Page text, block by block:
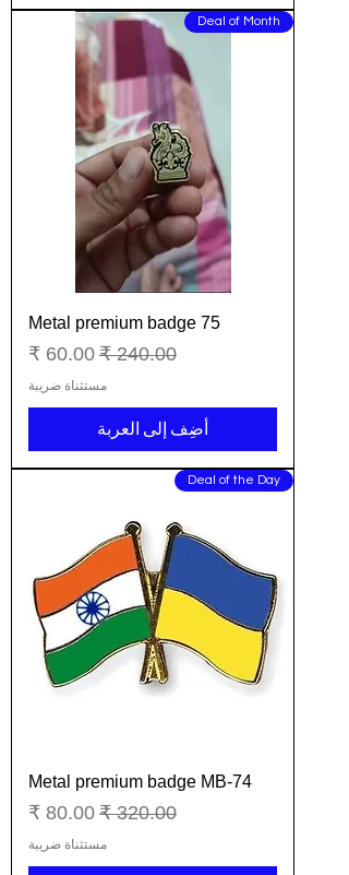
Deal of Month
Metal premium badge 75
سعر عاديسعر البيع
مستثناة ضريبة
أضِف إلى العربة
Deal of the Day
Metal premium badge MB-74
سعر عاديسعر البيع
مستثناة ضريبة